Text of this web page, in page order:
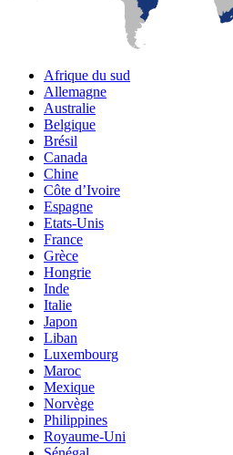
Afrique du sud
Allemagne
Australie
Belgique
Brésil
Canada
Chine
Côte d’Ivoire
Espagne
Etats-Unis
France
Grèce
Hongrie
Inde
Italie
Japon
Liban
Luxembourg
Maroc
Mexique
Norvège
Philippines
Royaume-Uni